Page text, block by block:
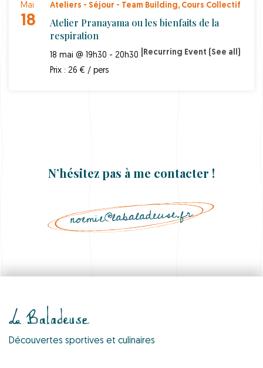
Mai
18
Ateliers - Séjour - Team Building, Cours Collectif
Atelier Pranayama ou les bienfaits de la
respiration
18 mai @ 19h30 - 20h30 Recurring Event (See all)
Prix : 26 € / pers
N’hésitez pas à me contacter !
noemie@labaladeuse.fr
Découvertes sportives et culinaires